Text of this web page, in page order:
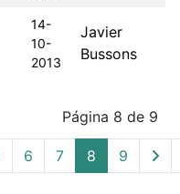
14-
10-
2013
Javier
Bussons
Página 8 de 9
6 7 8 9